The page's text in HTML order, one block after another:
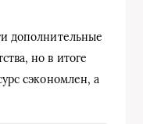
дополнительные
но в итоге
сэкономлен, а